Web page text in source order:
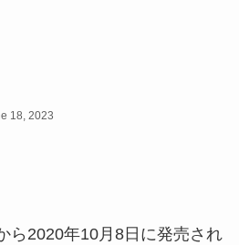
18, 2023
ら2020年10月8日に発売され